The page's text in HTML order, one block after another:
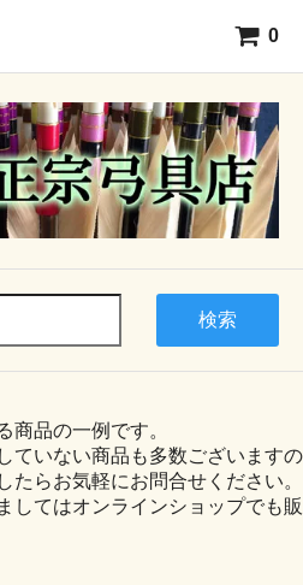
0
検索
品の一例です。
いない商品も多数ございますの
たらお気軽にお問合せください。
てはオンラインショップでも販